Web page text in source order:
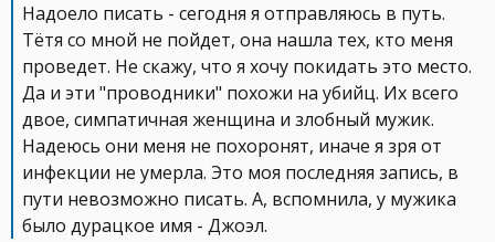
Надоело писать - сегодня я отправляюсь в путь.
Тётя со мной не пойдет, она нашла тех, кто меня
проведет. Не скажу, что я хочу покидать это место.
Да и эти "проводники" похожи на убийц. Их всего
двое, симпатичная женщина и злобный мужик.
Надеюсь они меня не похоронят, иначе я зря от
инфекции не умерла. Это моя последняя запись, в
пути невозможно писать. А, вспомнила, у мужика
было дурацкое имя - Джоэл.